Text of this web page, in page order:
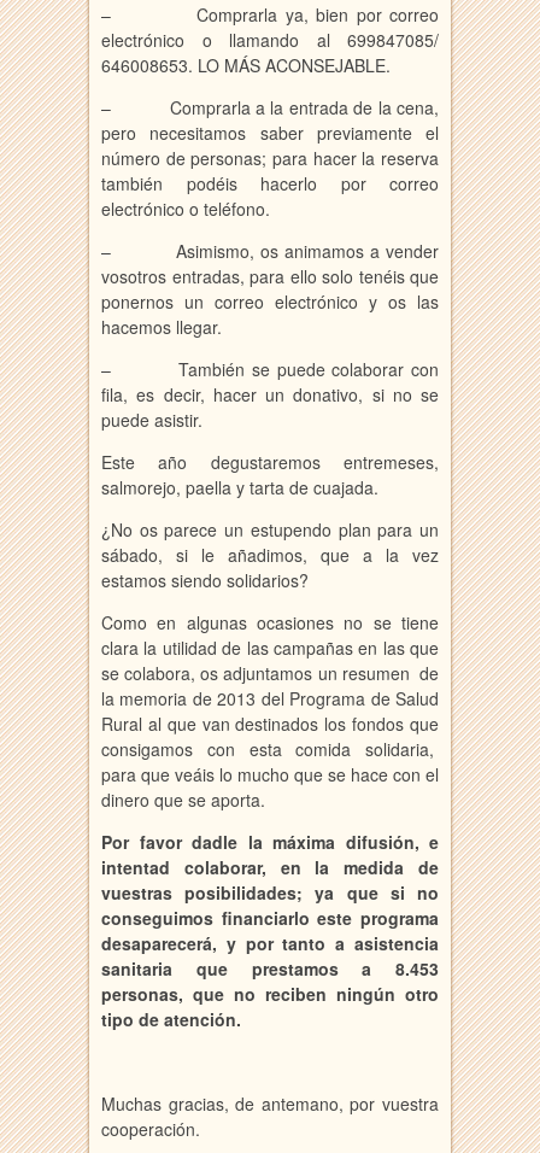
– Comprarla ya, bien por correo
electrónico o llamando al 699847085/
646008653. LO MÁS ACONSEJABLE.
– Comprarla a la entrada de la cena,
pero necesitamos saber previamente el
número de personas; para hacer la reserva
también podéis hacerlo por correo
electrónico o teléfono.
– Asimismo, os animamos a vender
vosotros entradas, para ello solo tenéis que
ponernos un correo electrónico y os las
hacemos llegar.
– También se puede colaborar con
fila, es decir, hacer un donativo, si no se
puede asistir.
Este año degustaremos entremeses,
salmorejo, paella y tarta de cuajada.
¿No os parece un estupendo plan para un
sábado, si le añadimos, que a la vez
estamos siendo solidarios?
Como en algunas ocasiones no se tiene
clara la utilidad de las campañas en las que
se colabora, os adjuntamos un resumen de
la memoria de 2013 del Programa de Salud
Rural al que van destinados los fondos que
consigamos con esta comida solidaria,
para que veáis lo mucho que se hace con el
dinero que se aporta.
Por favor dadle la máxima difusión, e
intentad colaborar, en la medida de
vuestras posibilidades; ya que si no
conseguimos financiarlo este programa
desaparecerá, y por tanto a asistencia
sanitaria que prestamos a 8.453
personas, que no reciben ningún otro
tipo de atención.
Muchas gracias, de antemano, por vuestra
cooperación.